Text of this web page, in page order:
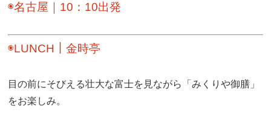
◉名古屋｜10：10出発
◉LUNCH｜金時亭
目の前にそびえる壮大な富士を見ながら「みくりや御膳」
をお楽しみ。